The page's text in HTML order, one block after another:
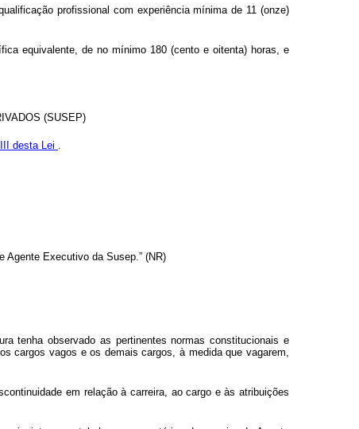
profissional com experiência mínima de 11 (onze)
equivalente, de no mínimo 180 (cento e oitenta) horas, e
(SUSEP)
desta Lei .
Agente Executivo da Susep.” (NR)
tenha observado as pertinentes normas constitucionais e
cargos vagos e os demais cargos, à medida que vagarem,
em relação à carreira, ao cargo e às atribuições